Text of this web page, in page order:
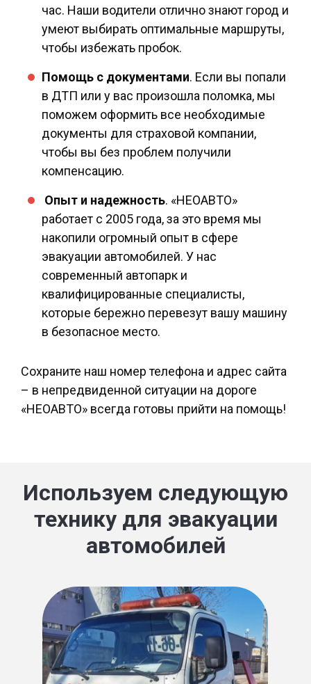
час. Наши водители отлично знают город и
умеют выбирать оптимальные маршруты,
чтобы избежать пробок.
Помощь с документами. Если вы попали
в ДТП или у вас произошла поломка, мы
поможем оформить все необходимые
документы для страховой компании,
чтобы вы без проблем получили
компенсацию.
Опыт и надежность. «НЕОАВТО»
работает с 2005 года, за это время мы
накопили огромный опыт в сфере
эвакуации автомобилей. У нас
современный автопарк и
квалифицированные специалисты,
которые бережно перевезут вашу машину
в безопасное место.
Сохраните наш номер телефона и адрес сайта
– в непредвиденной ситуации на дороге
«НЕОАВТО» всегда готовы прийти на помощь!
Используем следующую
технику для эвакуации
автомобилей